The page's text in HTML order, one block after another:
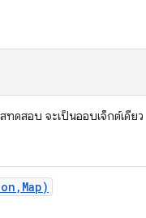
ดสอบ จะเป็นออบเจ็กต์เดียว
, Map)